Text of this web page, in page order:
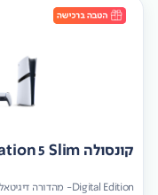
קונסולה Sony PlayStation 5 Slim
Digital Edition- מהדורה דיגיטאלית